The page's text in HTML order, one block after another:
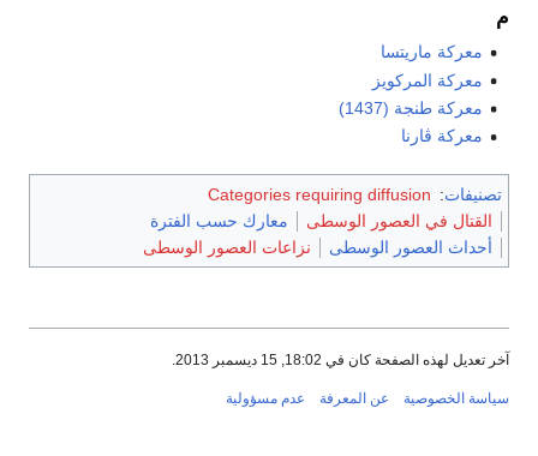
م
معركة ماريتسا
معركة المركويز
معركة طنجة (1437)
معركة ڤارنا
تصنيفات:
Categories requiring diffusion
القتال في العصور الوسطى
معارك حسب الفترة
أحداث العصور الوسطى
نزاعات العصور الوسطى
آخر تعديل لهذه الصفحة كان في 18:02, 15 ديسمبر 2013.
سياسة الخصوصية عن المعرفة عدم مسؤولية